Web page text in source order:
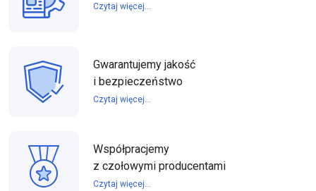
Czytaj więcej...
Gwarantujemy jakość
i bezpieczeństwo
Czytaj więcej...
Współpracjemy
z czołowymi producentami
Czytaj więcej...